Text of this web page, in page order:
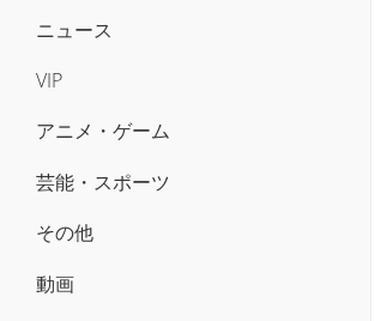
ニュース
VIP
アニメ・ゲーム
芸能・スポーツ
その他
動画